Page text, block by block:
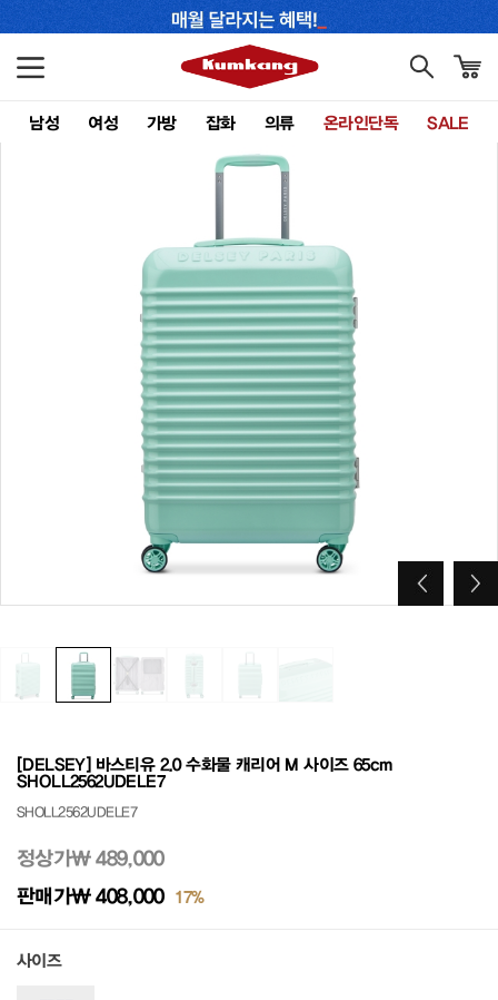
남성 여성 가방 잡화 의류 온라인단독 SALE
[DELSEY] 바스티유 2.0 수화물 캐리어 M 사이즈 65cm
SHOLL2562UDELE7
SHOLL2562UDELE7
정상가₩ 489,000
판매가₩ 408,000 17%
사이즈